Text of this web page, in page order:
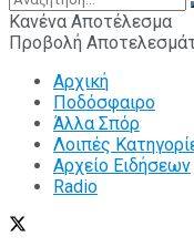
Κανένα Αποτέλεσμα
Προβολή
Αρχική
Ποδόσφαιρο
Άλλα Σπόρ
Λοιπές
Αρχείο Ειδήσεων
Radio